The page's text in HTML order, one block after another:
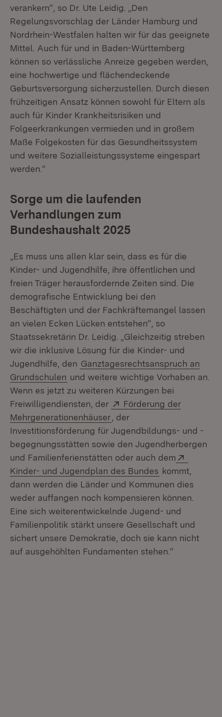
verankern“, so Dr. Ute Leidig. „Den
Regelungsvorschlag der Länder Hamburg und
Nordrhein-Westfalen halten wir für das geeignete
Mittel. Auch für und in Baden-Württemberg
können so verlässliche Anreize gegeben werden,
eine hochwertige und flächendeckende
Geburtsversorgung sicherzustellen. Durch diesen
frühzeitigen Ansatz können sowohl für Eltern als
auch für Kinder Krankheitsrisiken und
Folgeerkrankungen vermieden und in großem
Maße Folgekosten für das Gesundheitssystem
und weitere Sozialleistungssysteme eingespart
werden.“
Sorge um die laufenden
Verhandlungen zum
Bundeshaushalt 2025
„Es muss uns allen klar sein, dass es für die
Kinder- und Jugendhilfe, ihre öffentlichen und
freien Träger herausfordernde Zeiten sind. Die
demografische Entwicklung bei den
Beschäftigten und der Fachkräftemangel lassen
an vielen Ecken Lücken entstehen“, so
Staatssekretärin Dr. Leidig. „Gleichzeitig streben
wir die inklusive Lösung für die Kinder- und
Jugendhilfe, den Ganztagesrechtsanspruch an
Grundschulen und weitere wichtige Vorhaben an.
Wenn es jetzt zu weiteren Kürzungen bei
Freiwilligendiensten, der
Extern:
Förderung der
Mehrgenerationenhäuser (Öffnet in neuem Fenster)
, der
Investitionsförderung für Jugendbildungs- und -
begegnungsstätten sowie den Jugendherbergen
und Familienferienstätten oder auch dem
Kinder- und Jugendplan des Bundes (Öffnet in
kommt,
dann werden die Länder und Kommunen dies
weder auffangen noch kompensieren können.
Eine sich weiterentwickelnde Jugend- und
Familienpolitik stärkt unsere Gesellschaft und
sichert unsere Demokratie, doch sie kann nicht
auf ausgehöhlten Fundamenten stehen.“